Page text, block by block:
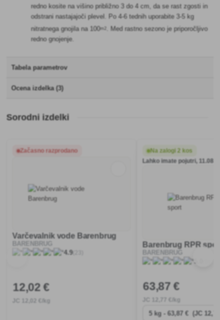
redno kosite na višino približno 3 do 4 cm, da se rast zgosti in
odstrani nastajajoči plevel. Po 4-6 tednih uporabite 3-5 kg
nitratnega gnojila na 100m2
. Med rastno sezono je priporočljivo
redno gnojenje.
Tabela parametrov
Ocena izdelka (3)
Sorodni izdelki
Začasno razprodano
Varčevalnik vode Barenbrug
BARENBRUG
4.9(23)
12,02 €
12 ,02 €/kg
Na zalogi 2 kos
Lahko imate pojutri, 11.08.
Barenbrug RPR
BARENBRUG
5.0
63,87 €
12 ,77 €/kg